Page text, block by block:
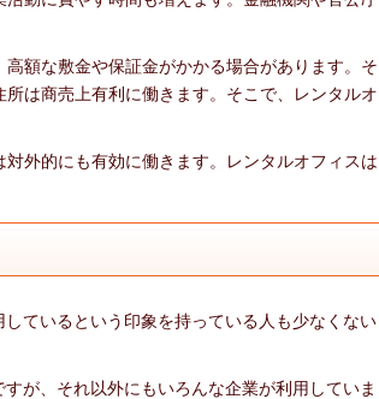
額な敷金や保証金がかかる場合があります。そ
は商売上有利に働きます。そこで、レンタルオ
外的にも有効に働きます。レンタルオフィスは
ているという印象を持っている人も少なくない
が、それ以外にもいろんな企業が利用していま